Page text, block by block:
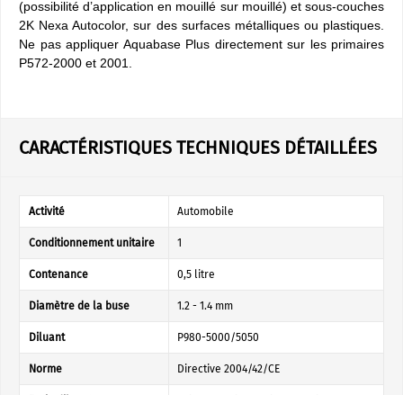
(possibilité d’application en mouillé sur mouillé) et sous-couches
2K Nexa Autocolor, sur des surfaces métalliques ou plastiques.
Ne pas appliquer Aquabase Plus directement sur les primaires
P572-2000 et 2001.
CARACTÉRISTIQUES TECHNIQUES DÉTAILLÉES
Activité Automobile
Conditionnement unitaire 1
Contenance 0,5 litre
Diamètre de la buse 1.2 - 1.4 mm
Diluant P980-5000/5050
Norme Directive 2004/42/CE